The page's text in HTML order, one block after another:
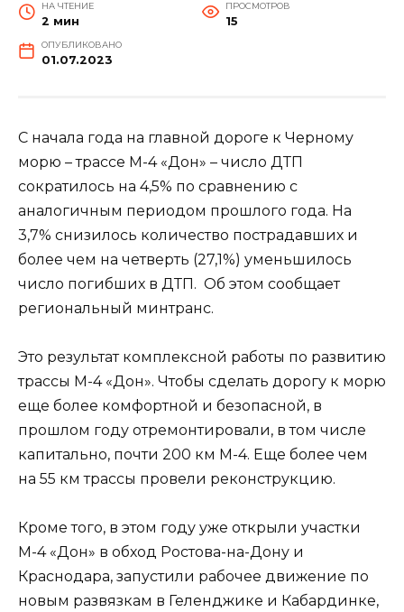
НА ЧТЕНИЕ
2 мин
ПРОСМОТРОВ
15
ОПУБЛИКОВАНО
01.07.2023
С начала года на главной дороге к Черному
морю – трассе М-4 «Дон» – число ДТП
сократилось на 4,5% по сравнению с
аналогичным периодом прошлого года. На
3,7% снизилось количество пострадавших и
более чем на четверть (27,1%) уменьшилось
число погибших в ДТП. Об этом сообщает
региональный минтранс.
Это результат комплексной работы по развитию
трассы М-4 «Дон». Чтобы сделать дорогу к морю
еще более комфортной и безопасной, в
прошлом году отремонтировали, в том числе
капитально, почти 200 км М-4. Еще более чем
на 55 км трассы провели реконструкцию.
Кроме того, в этом году уже открыли участки
М-4 «Дон» в обход Ростова-на-Дону и
Краснодара, запустили рабочее движение по
новым развязкам в Геленджике и Кабардинке,